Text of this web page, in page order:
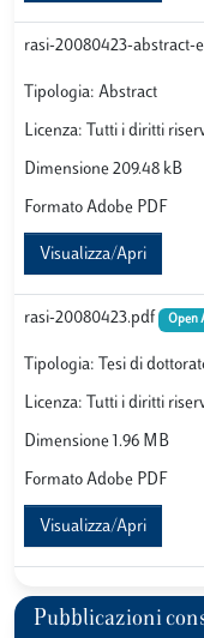
rasi-20080423-abstract-
Tipologia: Abstract
Licenza: Tutti i diritti
Dimensione 209.48 kB
Formato Adobe PDF
Visualizza/Apri
rasi-20080423.pdf Open
Tipologia: Tesi di
Licenza: Tutti i diritti
Dimensione 1.96 MB
Formato Adobe PDF
Visualizza/Apri
Pubblicazioni